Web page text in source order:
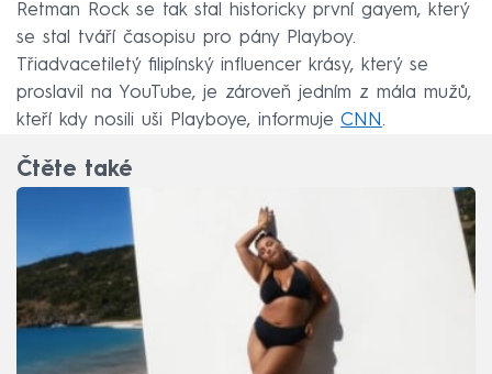
Retman Rock se tak stal historicky první gayem, který
se stal tváří časopisu pro pány Playboy.
Třiadvacetiletý filipínský influencer krásy, který se
proslavil na YouTube, je zároveň jedním z mála mužů,
kteří kdy nosili uši Playboye, informuje CNN.
Čtěte také